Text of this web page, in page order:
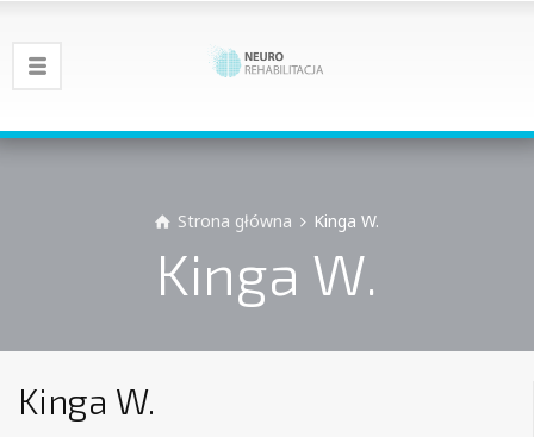
Strona główna Kinga W.
Kinga W.
Kinga W.